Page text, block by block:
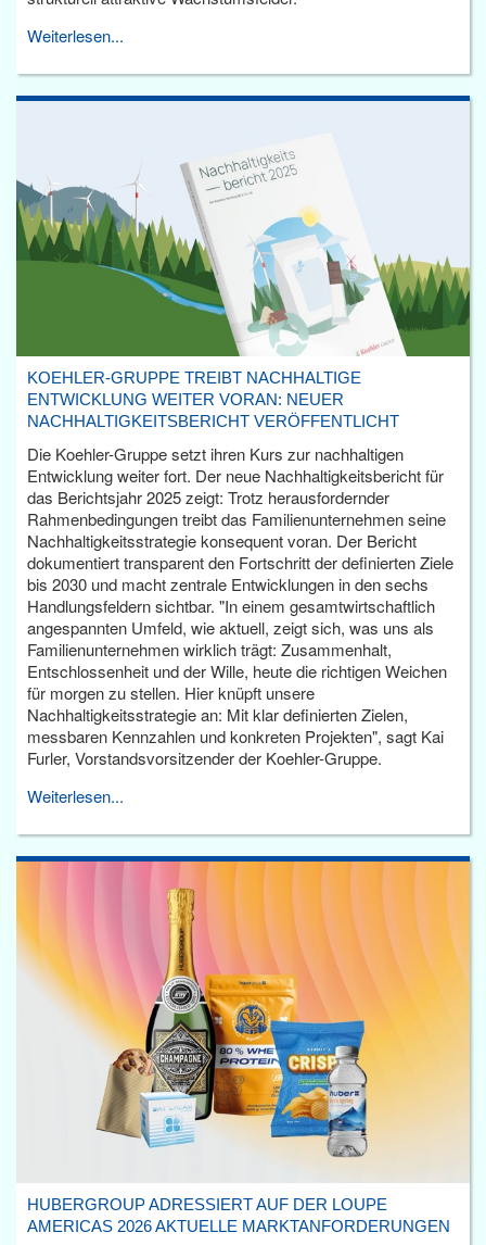
Weiterlesen...
KOEHLER-GRUPPE TREIBT NACHHALTIGE
ENTWICKLUNG WEITER VORAN: NEUER
NACHHALTIGKEITSBERICHT VERÖFFENTLICHT
Die Koehler-Gruppe setzt ihren Kurs zur nachhaltigen
Entwicklung weiter fort. Der neue Nachhaltigkeitsbericht für
das Berichtsjahr 2025 zeigt: Trotz herausfordernder
Rahmenbedingungen treibt das Familienunternehmen seine
Nachhaltigkeitsstrategie konsequent voran. Der Bericht
dokumentiert transparent den Fortschritt der definierten Ziele
bis 2030 und macht zentrale Entwicklungen in den sechs
Handlungsfeldern sichtbar. "In einem gesamtwirtschaftlich
angespannten Umfeld, wie aktuell, zeigt sich, was uns als
Familienunternehmen wirklich trägt: Zusammenhalt,
Entschlossenheit und der Wille, heute die richtigen Weichen
für morgen zu stellen. Hier knüpft unsere
Nachhaltigkeitsstrategie an: Mit klar definierten Zielen,
messbaren Kennzahlen und konkreten Projekten", sagt Kai
Furler, Vorstandsvorsitzender der Koehler-Gruppe.
Weiterlesen...
HUBERGROUP ADRESSIERT AUF DER LOUPE
AMERICAS 2026 AKTUELLE MARKTANFORDERUNGEN